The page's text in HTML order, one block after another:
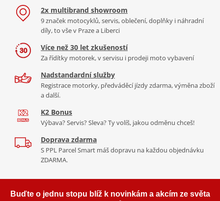
2x multibrand showroom
9 značek motocyklů, servis, oblečení, doplňky i náhradní
díly, to vše v Praze a Liberci
Více než 30 let zkušeností
Za řídítky motorek, v servisu i prodeji moto vybavení
Nadstandardní služby
Registrace motorky, předváděcí jízdy zdarma, výměna zboží
a další.
K2 Bonus
Výbava? Servis? Sleva? Ty volíš, jakou odměnu chceš!
Doprava zdarma
S PPL Parcel Smart máš dopravu na každou objednávku
ZDARMA.
Buďte o jednu stopu blíž k novinkám a akcím ze světa